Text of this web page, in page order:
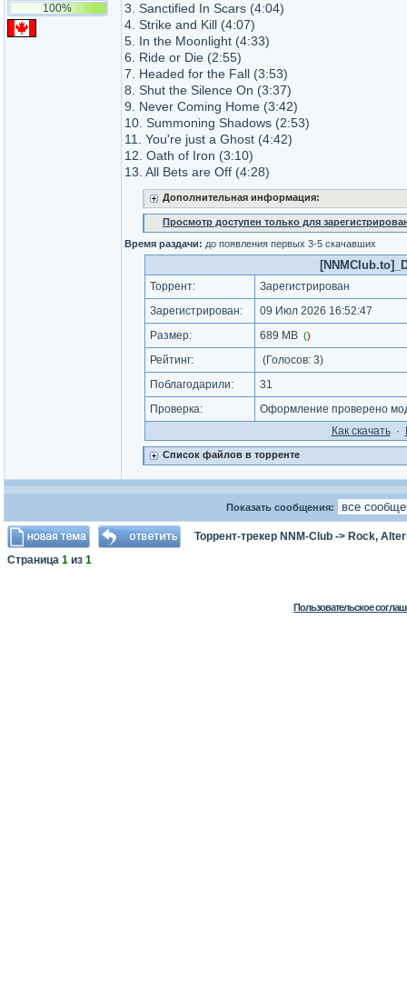
100%
3. Sanctified In Scars (4:04)
4. Strike and Kill (4:07)
5. In the Moonlight (4:33)
6. Ride or Die (2:55)
7. Headed for the Fall (3:53)
8. Shut the Silence On (3:37)
9. Never Coming Home (3:42)
10. Summoning Shadows (2:53)
11. You're just a Ghost (4:42)
12. Oath of Iron (3:10)
13. All Bets are Off (4:28)
Дополнительная информация:
Просмотр доступен только для
Время раздачи: до появления первых 3-5 скачавших
Торрент:
Зарегистрирован
Зарегистрирован:
09 Июл 2026 16:52:47
Размер:
689 MB ()
Рейтинг: (Голосов: 3)
Поблагодарили:
31
Проверка:
Оформление проверено
Как cкачать·
Список файлов в торренте
Показать сообщения:
Торрент-трекер NNM-Club -> Rock,
Страница 1 из 1
Пользовательское